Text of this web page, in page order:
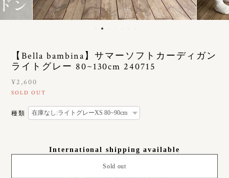
【Bella bambina】サマーソフトカーディガン
ライトグレー 80~130cm 240715
¥2,600
SOLD OUT
種類
International shipping available
Sold out